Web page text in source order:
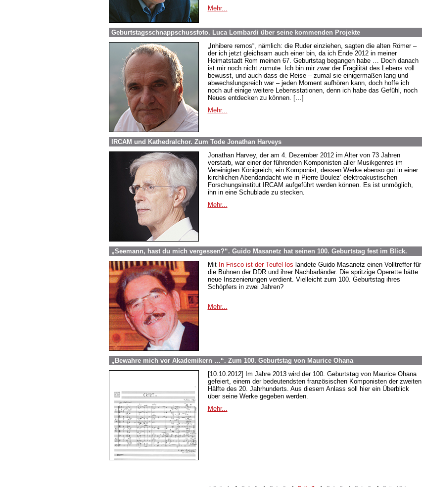
Mehr...
Geburtstagsschnappschussfoto. Luca Lombardi über seine kommenden Projekte
„Inhibere remos“, nämlich: die Ruder einziehen, sagten die alten Römer –
der ich jetzt gleichsam auch einer bin, da ich Ende 2012 in meiner
Heimatstadt Rom meinen 67. Geburtstag begangen habe … Doch danach
ist mir noch nicht zumute. Ich bin mir zwar der Fragilität des Lebens voll
bewusst, und auch dass die Reise – zumal sie einigermaßen lang und
abwechslungsreich war – jeden Moment aufhören kann, doch hoffe ich
noch auf einige weitere Lebensstationen, denn ich habe das Gefühl, noch
Neues entdecken zu können. […]
Mehr...
IRCAM und Kathedralchor. Zum Tode Jonathan Harveys
Jonathan Harvey, der am 4. Dezember 2012 im Alter von 73 Jahren
verstarb, war einer der führenden Komponisten aller Musikgenres im
Vereinigten Königreich; ein Komponist, dessen Werke ebenso gut in einer
kirchlichen Abendandacht wie in Pierre Boulez’ elektroakustischen
Forschungsinstitut IRCAM aufgeführt werden können. Es ist unmöglich,
ihn in eine Schublade zu stecken.
Mehr...
„Seemann, hast du mich vergessen?“. Guido Masanetz hat seinen 100. Geburtstag fest im Blick.
Mit In Frisco ist der Teufel los landete Guido Masanetz einen Volltreffer für
die Bühnen der DDR und ihrer Nachbarländer. Die spritzige Operette hätte
neue Inszenierungen verdient. Vielleicht zum 100. Geburtstag ihres
Schöpfers in zwei Jahren?
Mehr...
„Bewahre mich vor Akademikern …“. Zum 100. Geburtstag von Maurice Ohana
[10.10.2012] Im Jahre 2013 wird der 100. Geburtstag von Maurice Ohana
gefeiert, einem der bedeutendsten französischen Komponisten der zweiten
Hälfte des 20. Jahrhunderts. Aus diesem Anlass soll hier ein Überblick
über seine Werke gegeben werden.
Mehr...